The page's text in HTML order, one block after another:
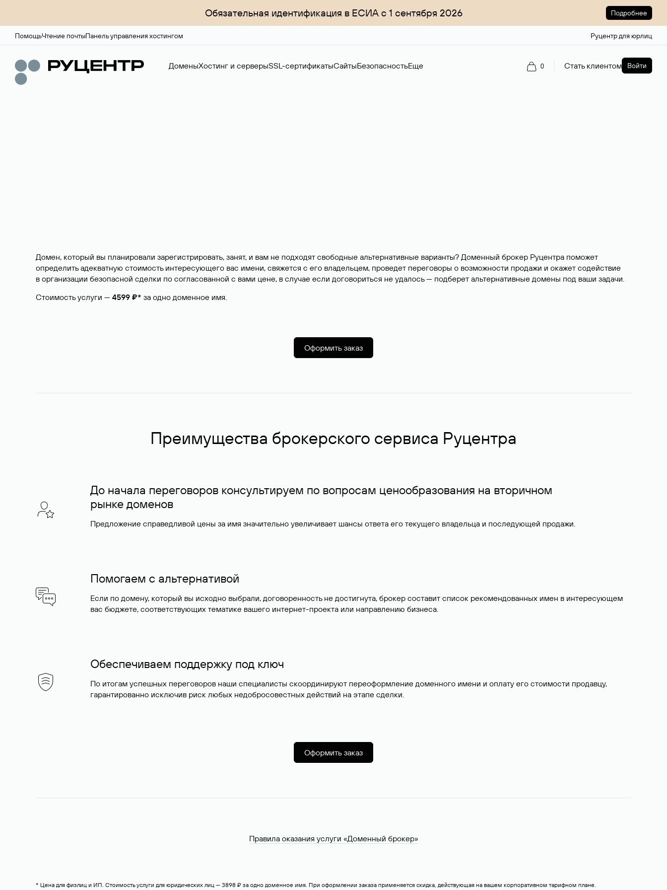
Обязательная идентификация в ЕСИА с 1 сентября 2026 Подробнее
ПомощьЧтение почтыПанель управления хостингом Руцентр для юрлиц
ДоменыХостинг и серверыSSL-сертификатыСайтыБезопасностьЕще 0 Стать клиентом Войти
Домен, который вы планировали зарегистрировать, занят, и вам не подходят свободные альтернативные варианты? Доменный брокер Руцентра поможет
определить адекватную стоимость интересующего вас имени, свяжется с его владельцем, проведет переговоры о возможности продажи и окажет содействие
в организации безопасной сделки по согласованной с вами цене, в случае если договориться не удалось — подберет альтернативные домены под ваши задачи.
Стоимость услуги — 4599 ₽* за одно доменное имя.
Оформить заказ
Преимущества брокерского сервиса Руцентра
До начала переговоров консультируем по вопросам ценообразования на вторичном
рынке доменов
Предложение справедливой цены за имя значительно увеличивает шансы ответа его текущего владельца и последующей продажи.
Помогаем с альтернативой
Если по домену, который вы исходно выбрали, договоренность не достигнута, брокер составит список рекомендованных имен в интересующем
вас бюджете, соответствующих тематике вашего интернет-проекта или направлению бизнеса.
Обеспечиваем поддержку под ключ
По итогам успешных переговоров наши специалисты скоординируют переоформление доменного имени и оплату его стоимости продавцу,
гарантированно исключив риск любых недобросовестных действий на этапе сделки.
Оформить заказ
Правила оказания услуги «Доменный брокер»
* Цена для физлиц и ИП. Стоимость услуги для юридических лиц — 3898 ₽ за одно доменное имя. При оформлении заказа применяется скидка, действующая на вашем корпоративном тарифном плане.